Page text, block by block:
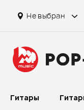
Не выбран
Гитары